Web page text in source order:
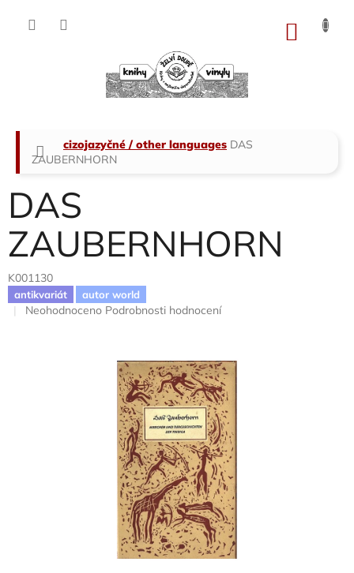
Domů
cizojazyčné / other languages DAS
ZAUBERNHORN
DAS
ZAUBERNHORN
K001130
antikvariát autor world
Průměrné
Neohodnoceno Podrobnosti hodnocení